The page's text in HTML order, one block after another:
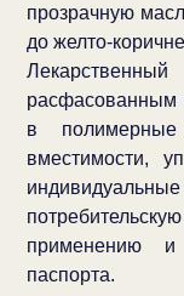
прозрачную
до желто-
расфасованным
в полимерные
вместимости,
применению и
паспорта.